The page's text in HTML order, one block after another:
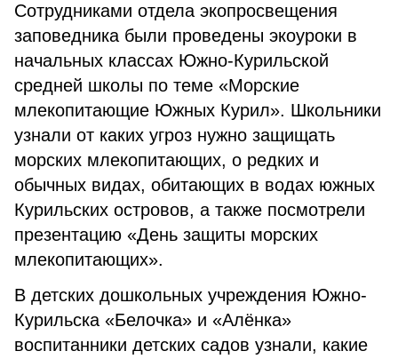
Сотрудниками отдела экопросвещения
заповедника были проведены экоуроки в
начальных классах Южно-Курильской
средней школы по теме «Морские
млекопитающие Южных Курил». Школьники
узнали от каких угроз нужно защищать
морских млекопитающих, о редких и
обычных видах, обитающих в водах южных
Курильских островов, а также посмотрели
презентацию «День защиты морских
млекопитающих».
В детских дошкольных учреждения Южно-
Курильска «Белочка» и «Алёнка»
воспитанники детских садов узнали, какие